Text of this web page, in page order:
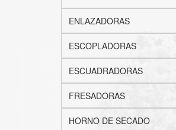
ENLAZADORAS
ESCOPLADORAS
ESCUADRADORAS
FRESADORAS
HORNO DE SECADO